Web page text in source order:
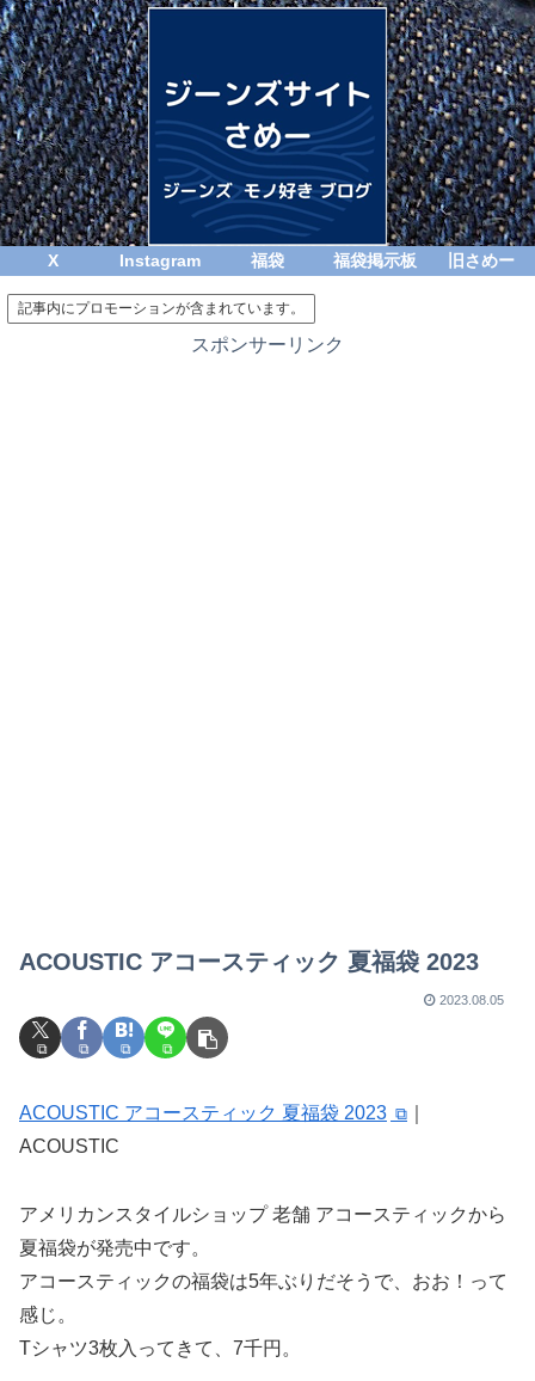
X Instagram 福袋 福袋掲示板 旧さめー
記事内にプロモーションが含まれています。
スポンサーリンク
ACOUSTIC アコースティック 夏福袋 2023
2023.08.05
ACOUSTIC アコースティック 夏福袋 2023
ACOUSTIC
アメリカンスタイルショップ 老舗 アコースティックから
夏福袋が発売中です。
アコースティックの福袋は5年ぶりだそうで、おお！って
感じ。
Tシャツ3枚入ってきて、7千円。